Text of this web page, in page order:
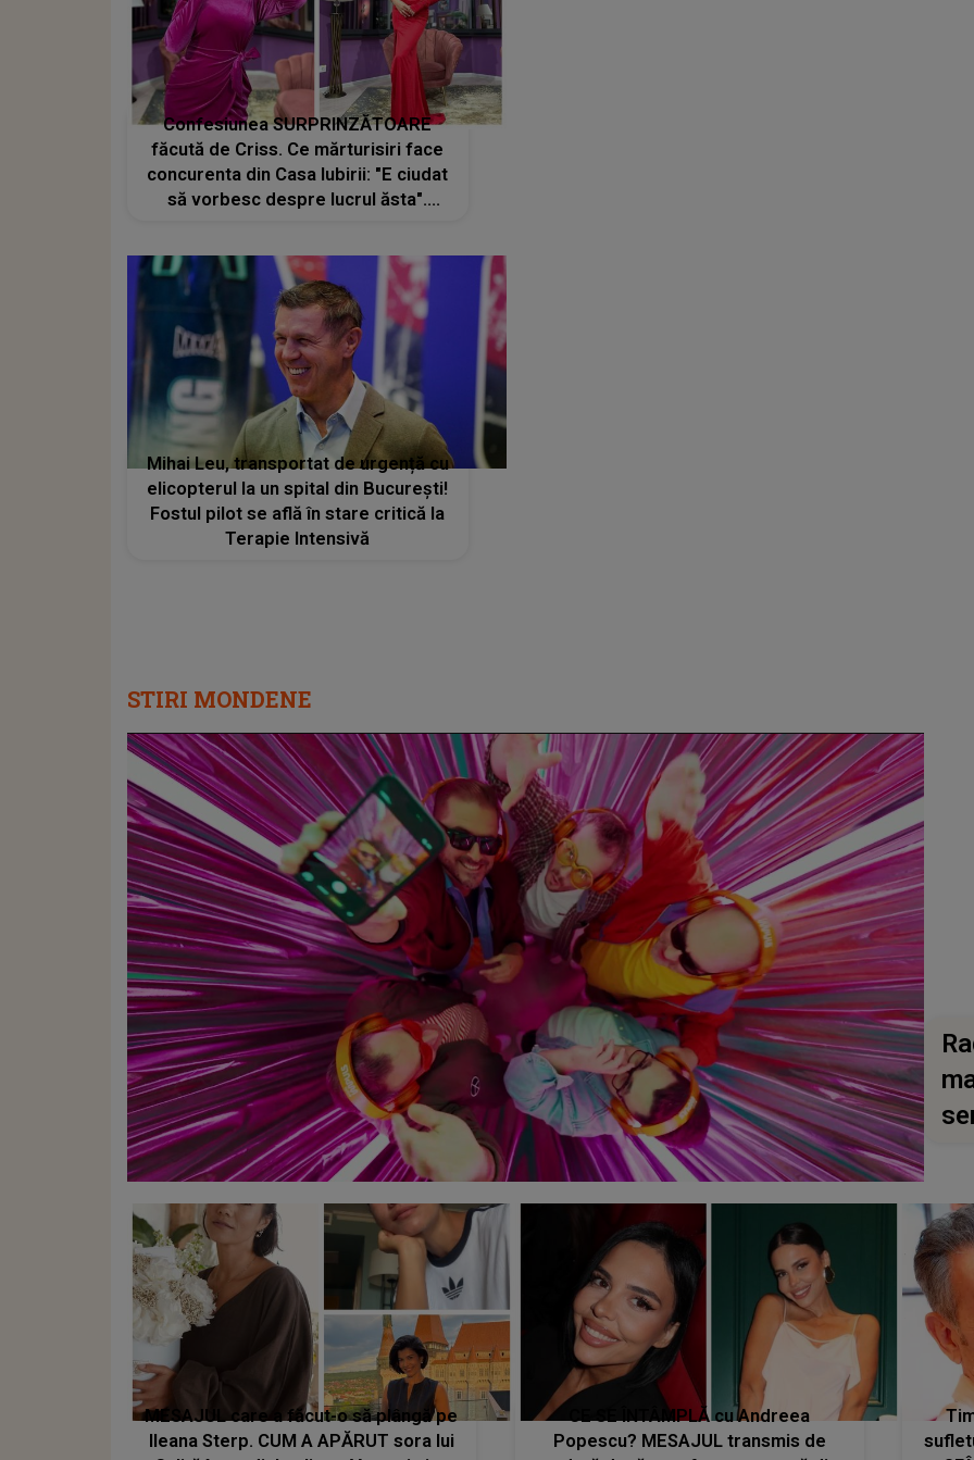
Confesiunea SURPRINZĂTOARE
făcută de Criss. Ce mărturisiri face
concurenta din Casa Iubirii: "E ciudat
să vorbesc despre lucrul ăsta".
recunoască: "Mi-a ajuns"
Mihai Leu, transportat de urgență cu
elicopterul la un spital din București!
Fostul pilot se află în stare critică la
Terapie Intensivă
STIRI MONDENE
MESAJUL care a făcut-o să plângă pe
Ileana Sterp. CUM A APĂRUT sora lui
CE SE ÎNTÂMPLĂ cu Andreea
Popescu? MESAJUL transmis de